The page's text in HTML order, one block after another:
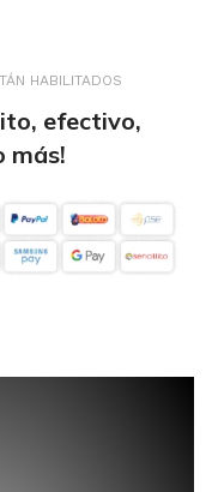
HABILITADOS
efectivo,
más!